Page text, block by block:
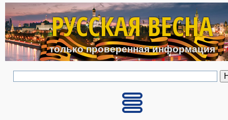
Перейти к основному
РУССКАЯ ВЕСНА
только проверенная информация